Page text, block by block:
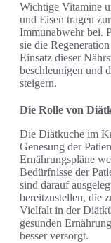
Wichtige Vitamine
und Eisen tragen
Immunabwehr bei.
sie die
Einsatz dieser
beschleunigen und
steigern.
Die Rolle von
Die Diätküche im
Genesung der
Ernährungspläne
Bedürfnisse der
sind darauf
bereitzustellen, die
Vielfalt in der
gesunden
besser versorgt.